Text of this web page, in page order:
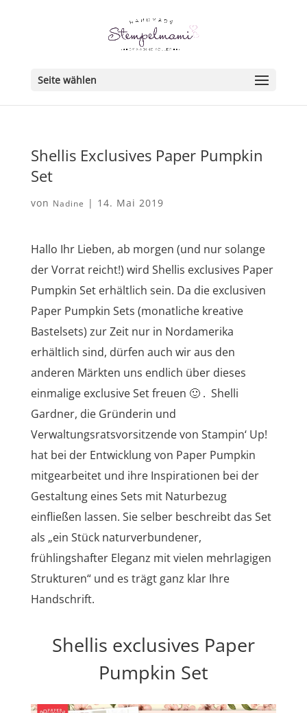
Seite wählen
Shellis Exclusives Paper Pumpkin
Set
von Nadine | 14. Mai 2019
Hallo Ihr Lieben, ab morgen (und nur solange
der Vorrat reicht!) wird Shellis exclusives Paper
Pumpkin Set erhältlich sein. Da die exclusiven
Paper Pumpkin Sets (monatliche kreative
Bastelsets) zur Zeit nur in Nordamerika
erhältlich sind, dürfen auch wir aus den
anderen Märkten uns endlich über dieses
einmalige exclusive Set freuen 🙂 . Shelli
Gardner, die Gründerin und
Verwaltungsratsvorsitzende von Stampin‘ Up!
hat bei der Entwicklung von Paper Pumpkin
mitgearbeitet und ihre Inspirationen bei der
Gestaltung eines Sets mit Naturbezug
einfließen lassen. Sie selber beschreibt das Set
als „ein Stück naturverbundener,
frühlingshafter Eleganz mit vielen mehrlagigen
Strukturen“ und es trägt ganz klar Ihre
Handschrift.
Shellis exclusives Paper
Pumpkin Set